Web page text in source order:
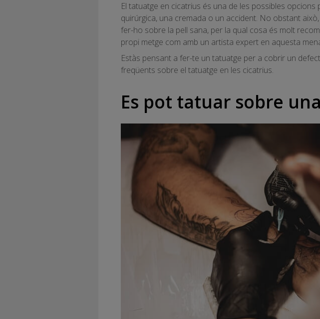
El tatuatge en cicatrius és una de les possibles
quirúrgica, una cremada o un accident. No obstant això,
fer-ho sobre la pell sana, per la qual cosa és molt
propi metge com amb un artista expert en aquesta
Estàs pensant a fer-te un tatuatge per a cobrir un
freqüents sobre el tatuatge en les cicatrius.
Es pot tatuar sobre